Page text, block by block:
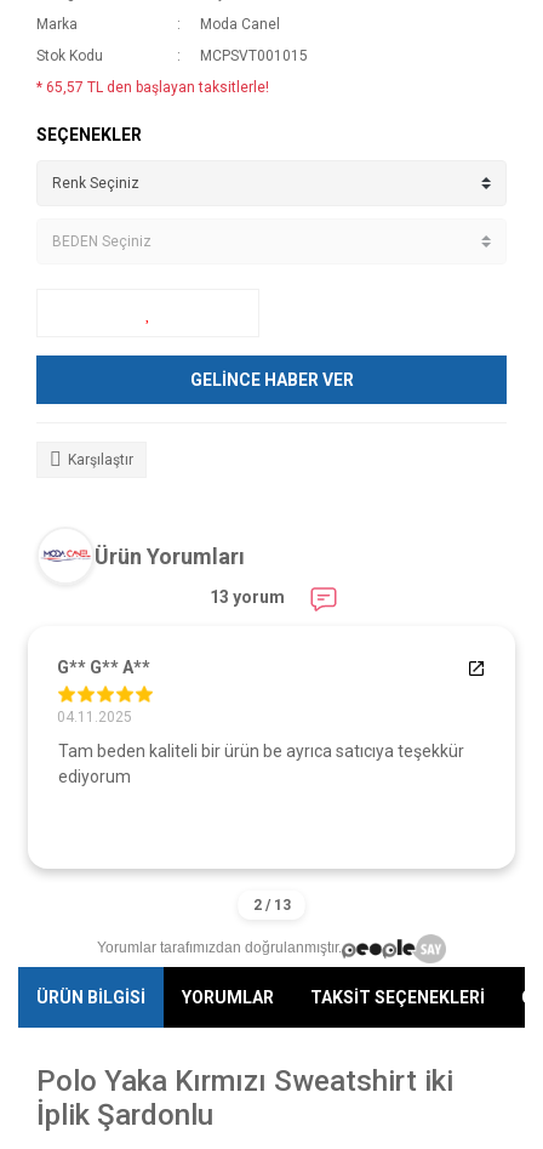
Marka
Moda Canel
Stok Kodu
MCPSVT001015
* 65,57 TL den başlayan taksitlerle!
SEÇENEKLER
GELİNCE HABER VER
Karşılaştır
Ürün Yorumları
13 yorum
G** G** A**
04.11.2025
Tam beden kaliteli bir ürün be ayrıca satıcıya teşekkür
ediyorum
Yorumlar tarafımızdan doğrulanmıştır.
ÜRÜN BİLGİSİ YORUMLAR TAKSİT SEÇENEKLERİ
Polo Yaka Kırmızı Sweatshirt iki
İplik Şardonlu